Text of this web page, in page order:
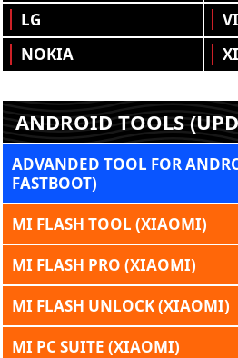
LG
NOKIA
ANDROID TOOLS
ADVANDED TOOL FOR
FASTBOOT)
MI FLASH TOOL (XIAOMI)
MI FLASH PRO (XIAOMI)
MI FLASH UNLOCK (XIAOMI)
MI PC SUITE (XIAOMI)